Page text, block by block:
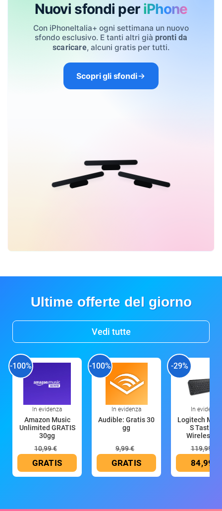
Nuovi sfondi per iPhone
Con iPhoneItalia+ ogni settimana un nuovo
sfondo esclusivo. E tanti altri già pronti da
scaricare, alcuni gratis per tutti.
Scopri gli sfondi
Ultime offerte del giorno
Vedi tutte
-100%
In evidenza
Amazon Music
Unlimited GRATIS
30gg
10,99 €
GRATIS
-100%
In evidenza
Audible: Gratis 30
gg
9,99 €
GRATIS
-29%
In evidenza
Logitech MX
S Tastiera
Wireless
119,99 €
84,99 €